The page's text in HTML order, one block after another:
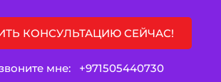
КОНСУЛЬТАЦИЮ СЕЙЧАС!
мне: +971505440730